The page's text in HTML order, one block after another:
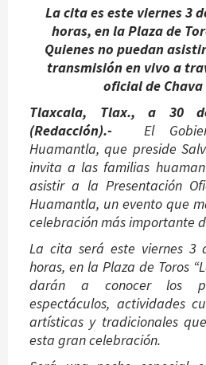
La cita es este viernes 3
horas, en la Plaza de
Quienes no puedan
transmisión en vivo a
oficial de
Tlaxcala, Tlax., a 30
(Redacción).- El
Huamantla, que preside
invita a las familias
asistir a la Presentación
Huamantla, un evento que
celebración más importante
La cita será este viernes 3
horas, en la Plaza de Toros
darán a conocer los
espectáculos, actividades
artísticas y tradicionales
esta gran celebración.